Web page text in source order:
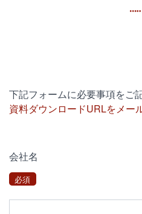
下記フォームに必要事項をご
資料ダウンロードURLをメー
会社名
必須